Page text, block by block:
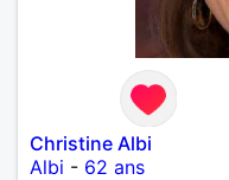
Christine Albi
Albi - 62 ans